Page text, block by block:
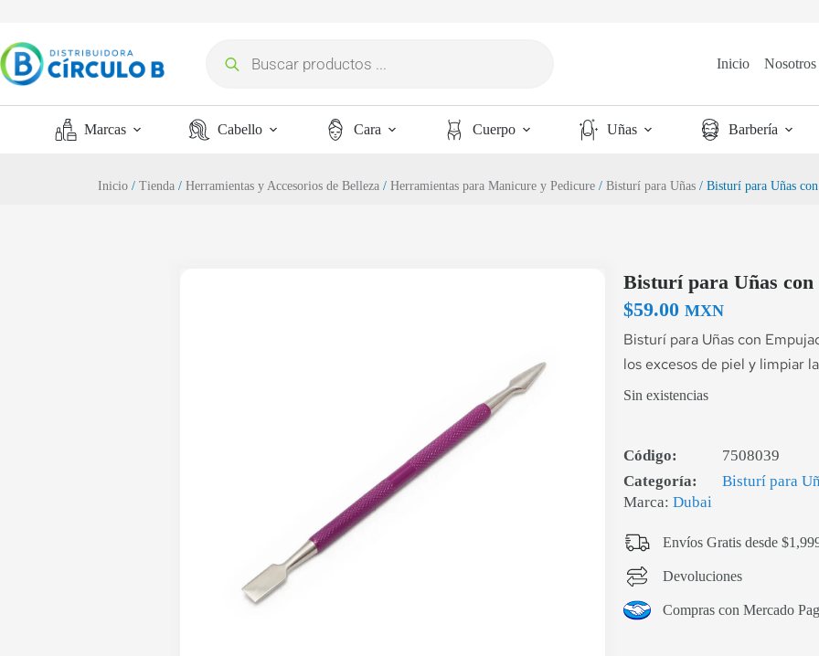
Inicio Nosotros
Marcas Cabello Cara Cuerpo Uñas Barbería
Inicio /Tienda /Herramientas y Accesorios de Belleza /Herramientas para Manicure y Pedicure /Bisturí para Uñas / Bisturí para Uñas
Bisturí para Uñas
$59.00 MXN
Bisturí para Uñas con
los excesos de piel y limpiar
Sin existencias
Código:
7508039
Categoría:
Bisturí para
Marca: Dubai
Envíos Gratis desde
Devoluciones
Compras con Mercado